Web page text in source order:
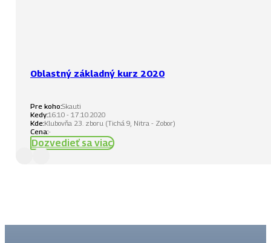
Oblastný základný kurz 2020
Pre koho:Skauti
Kedy:16.10 - 17.10.2020
Kde:Klubovňa 23. zboru (Tichá 9, Nitra - Zobor)
Cena:-
Dozvedieť sa viac